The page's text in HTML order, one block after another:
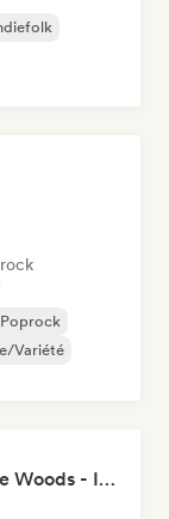
Poprock
Variété
Indie Road Trip & Lost in the Woods - Indie Folk, Folk Pop, Folk Rock & Singer-Songwriter